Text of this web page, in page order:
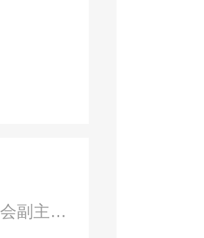
争议解决专业委员会副主任、知识产权专业委员会副主任、二级合伙人